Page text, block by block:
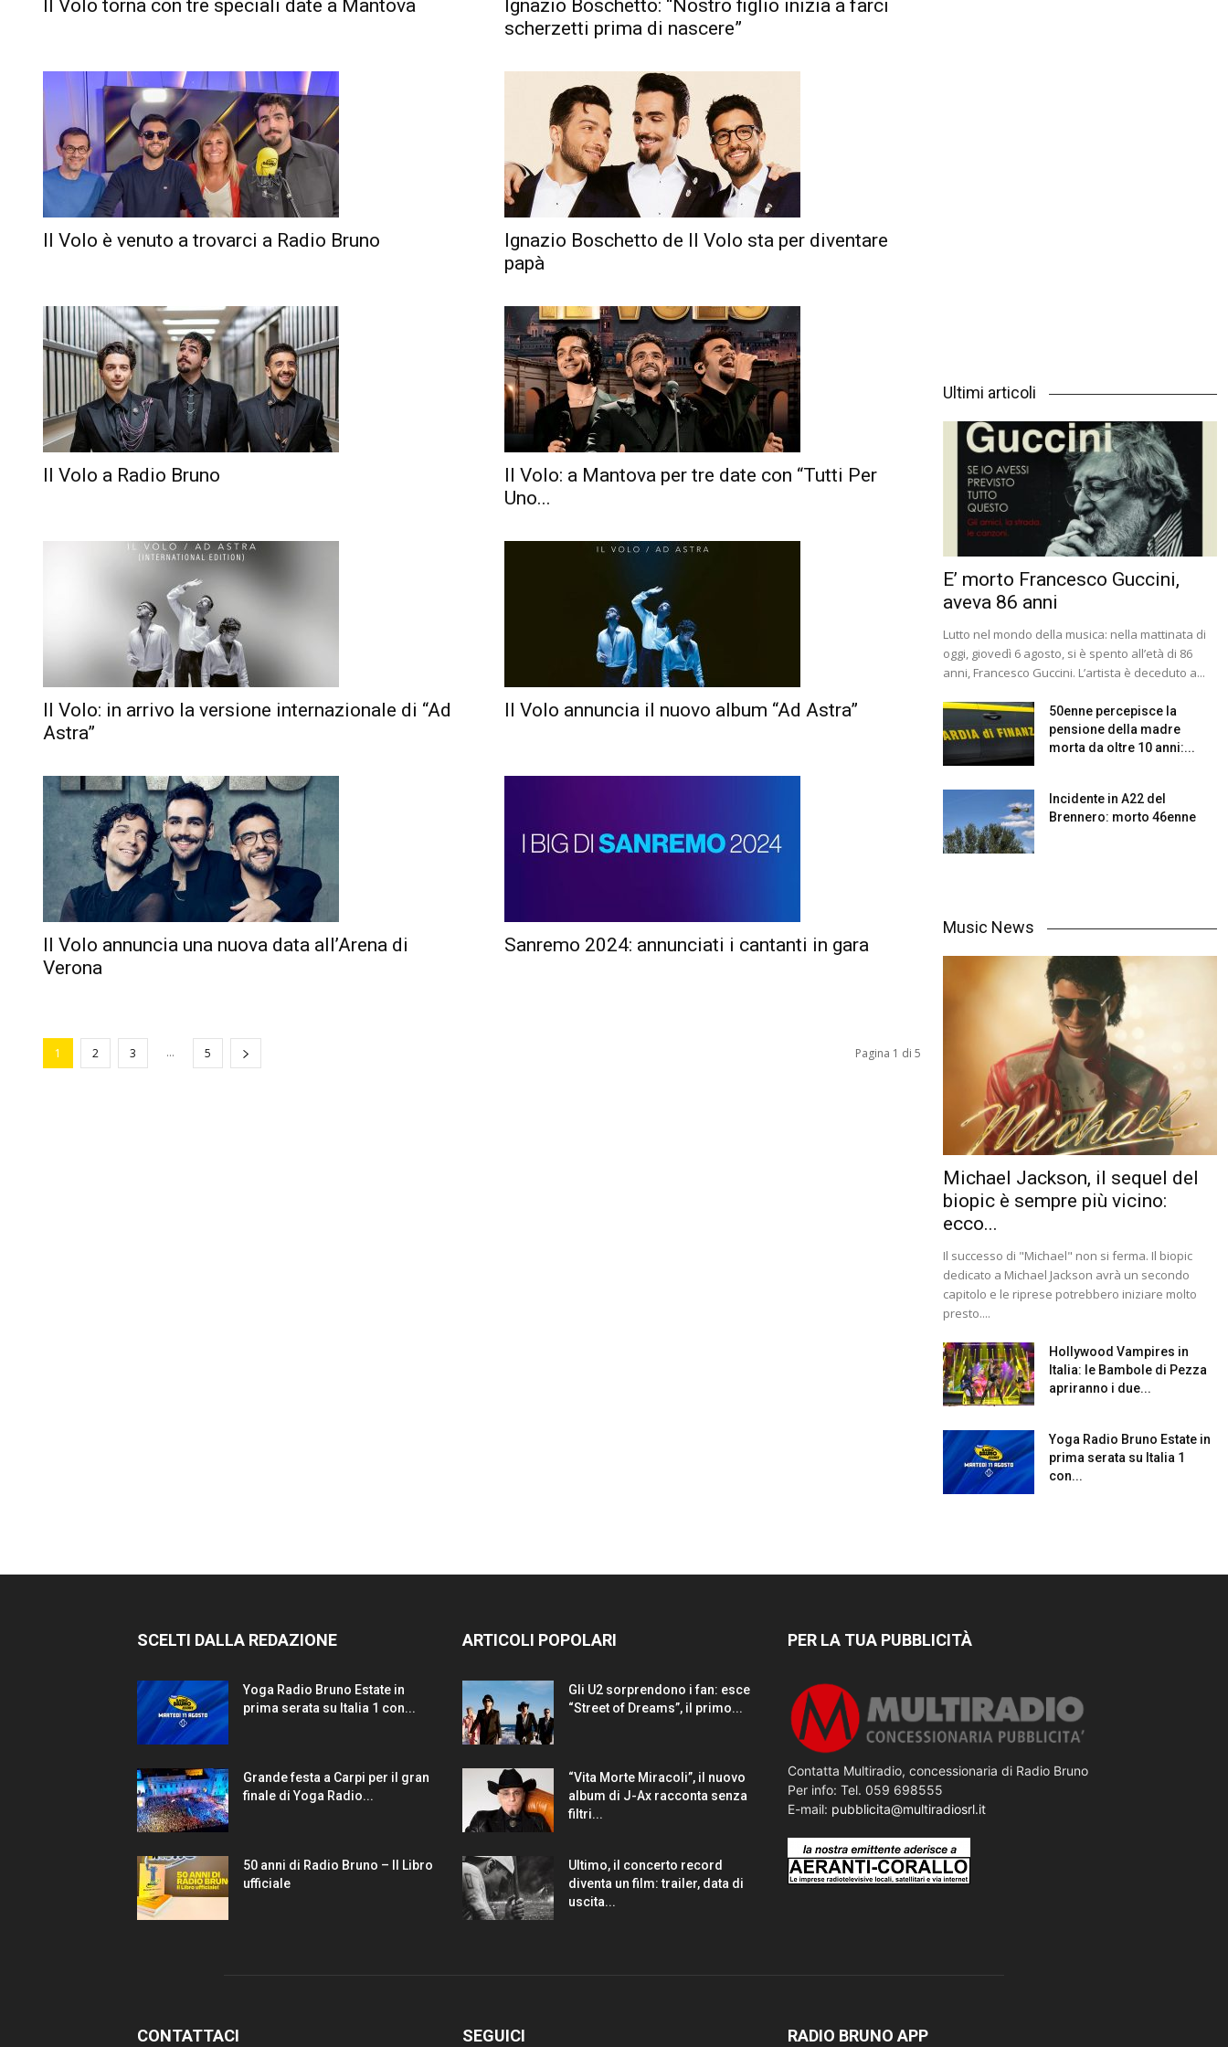
Il Volo torna con tre speciali date a Mantova
Ignazio Boschetto: “Nostro figlio inizia a farci
scherzetti prima di nascere”
Il Volo è venuto a trovarci a Radio Bruno
Ignazio Boschetto de Il Volo sta per diventare
papà
Il Volo a Radio Bruno
Il Volo: a Mantova per tre date con “Tutti Per
Uno...
Il Volo: in arrivo la versione internazionale di “Ad
Astra”
Il Volo annuncia il nuovo album “Ad Astra”
Il Volo annuncia una nuova data all’Arena di
Verona
Sanremo 2024: annunciati i cantanti in gara
1 2 3 ... 5 Pagina 1 di 5
Ultimi articoli
E’ morto Francesco Guccini,
aveva 86 anni
Lutto nel mondo della musica: nella mattinata di
oggi, giovedì 6 agosto, si è spento all’età di 86
anni, Francesco Guccini. L’artista è deceduto a...
50enne percepisce la
pensione della madre
morta da oltre 10 anni:...
Incidente in A22 del
Brennero: morto 46enne
Music News
Michael Jackson, il sequel del
biopic è sempre più vicino:
ecco...
Il successo di "Michael" non si ferma. Il biopic
dedicato a Michael Jackson avrà un secondo
capitolo e le riprese potrebbero iniziare molto
presto....
Hollywood Vampires in
Italia: le Bambole di Pezza
apriranno i due...
Yoga Radio Bruno Estate in
prima serata su Italia 1
con...
SCELTI DALLA REDAZIONE
Yoga Radio Bruno Estate in
prima serata su Italia 1 con...
Grande festa a Carpi per il gran
finale di Yoga Radio...
50 anni di Radio Bruno – Il Libro
ufficiale
ARTICOLI POPOLARI
Gli U2 sorprendono i fan: esce
“Street of Dreams”, il primo...
“Vita Morte Miracoli”, il nuovo
album di J-Ax racconta senza
filtri...
Ultimo, il concerto record
diventa un film: trailer, data di
uscita...
PER LA TUA PUBBLICITÀ
Contatta Multiradio, concessionaria di Radio Bruno
Per info: Tel. 059 698555
E-mail: pubblicita@multiradiosrl.it
CONTATTACI SEGUICI RADIO BRUNO APP